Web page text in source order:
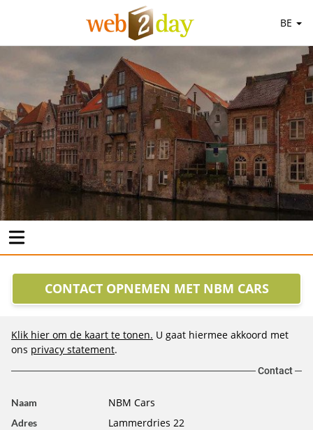
BE
CONTACT OPNEMEN MET NBM CARS
Klik hier om de kaart te tonen. U gaat hiermee akkoord met
ons privacy statement.
Contact
Naam NBM Cars
Adres Lammerdries 22